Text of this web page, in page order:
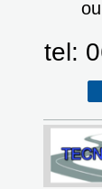
tel: